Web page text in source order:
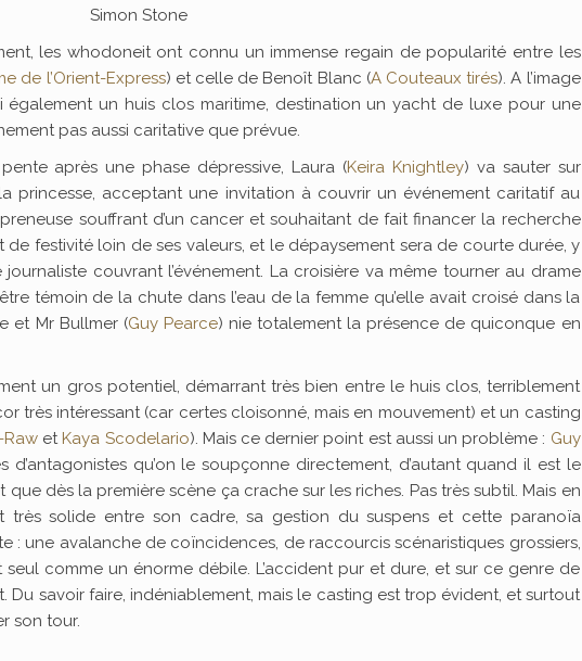
Simon Stone
les whodoneit ont connu un immense regain de popularité entre les
de l’Orient-Express) et celle de Benoît Blanc (A Couteaux tirés). A l’image
un huis clos maritime, destination un yacht de luxe pour une
pas aussi caritative que prévue.
après une phase dépressive, Laura (Keira Knightley) va sauter sur
princesse, acceptant une invitation à couvrir un événement caritatif au
souffrant d’un cancer et souhaitant de fait financer la recherche
de festivité loin de ses valeurs, et le dépaysement sera de courte durée, y
couvrant l’événement. La croisière va même tourner au drame
témoin de la chute dans l’eau de la femme qu’elle avait croisé dans la
et Mr Bullmer (Guy Pearce) nie totalement la présence de quiconque en
un gros potentiel, démarrant très bien entre le huis clos, terriblement
très intéressant (car certes cloisonné, mais en mouvement) et un casting
et Kaya Scodelario). Mais ce dernier point est aussi un problème : Guy
qu’on le soupçonne directement, d’autant quand il est le
dès la première scène ça crache sur les riches. Pas très subtil. Mais en
très solide entre son cadre, sa gestion du suspens et cette paranoïa
: une avalanche de coïncidences, de raccourcis scénaristiques grossiers,
comme un énorme débile. L’accident pur et dure, et sur ce genre de
Du savoir faire, indéniablement, mais le casting est trop évident, et surtout
son tour.